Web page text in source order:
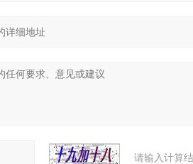
请输入计算